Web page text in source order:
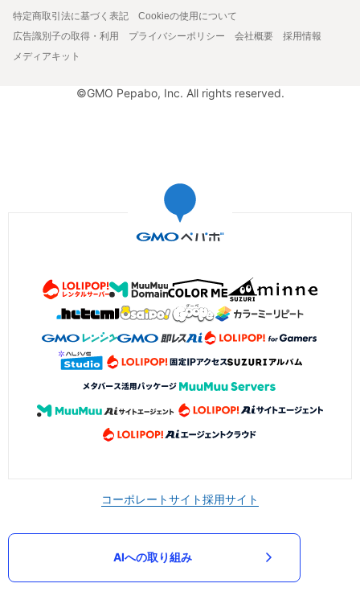
特定商取引法に基づく表記
Cookieの使用について
広告識別子の取得・利用
プライバシーポリシー 会社概要
採用情報
メディアキット
©GMO Pepabo, Inc. All rights reserved.
コーポレートサイト採用サイト
AIへの取り組み